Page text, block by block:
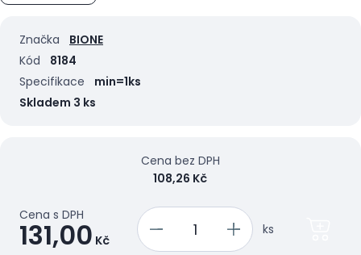
Značka
BIONE
Kód
8184
Specifikace
min=1ks
Skladem 3 ks
Cena s DPH
131,00 Kč
Cena bez DPH
108,26 Kč
ks